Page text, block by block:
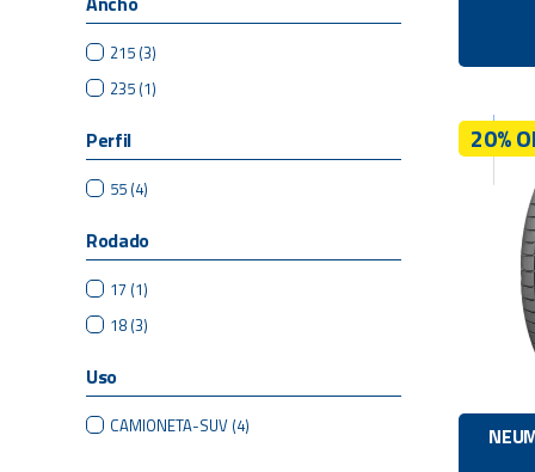
215 (3)
235 (1)
Perfil
55 (4)
Rodado
17 (1)
18 (3)
Uso
CAMIONETA-SUV (4)
20%